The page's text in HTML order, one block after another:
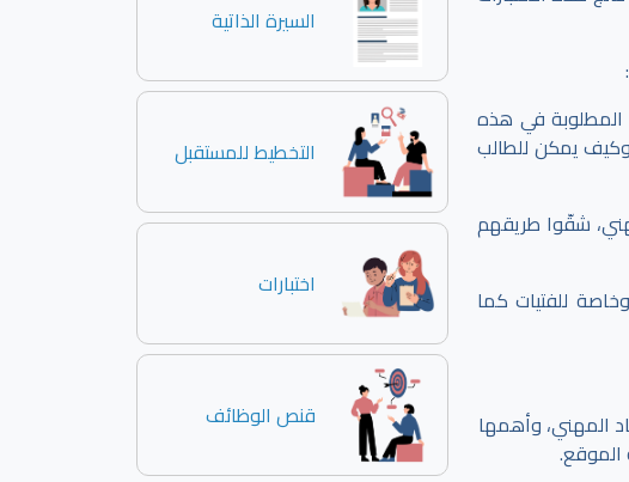
السيرة الذاتية
التخطيط للمستقبل
اختبارات
قنص الوظائف
المطلوبة في هذه
وكيف يمكن للطالب
شقّوا طريقهم
للفتيات كما
المهني، وأهمها